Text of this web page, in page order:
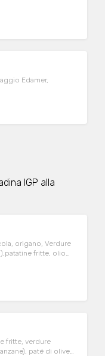
Edamer,
IGP alla
origano, Verdure
fritte, olio
fritte, verdure
paté di olive,